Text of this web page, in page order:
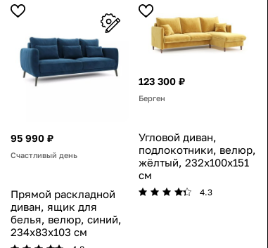
95 990 ₽
Счастливый день
Прямой раскладной
диван, ящик для
белья, велюр, синий,
234x83x103 см
123 300 ₽
Берген
Угловой диван,
подлокотники, велюр,
жёлтый, 232x100x151
см
4.3